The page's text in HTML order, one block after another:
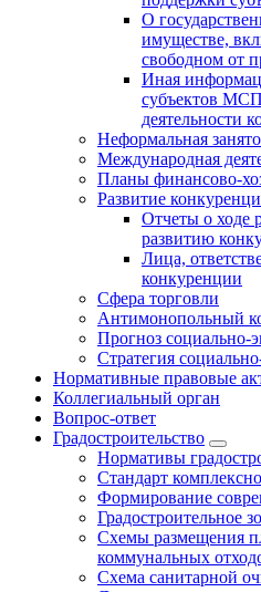
О
имуществе,
свободном от
Иная
субъектов
деятельности
Неформальная
Международная
Планы финансово-
Развитие
Отчеты о ходе
развитию
Лица,
конкуренции
Сфера торговли
Антимонопольный
Прогноз социально-
Стратегия
Нормативные правовые
Коллегиальный орган
Вопрос-ответ
Градостроительство
Нормативы
Стандарт
Формирование
Градостроительное
Схемы размещения
коммунальных
Схема санитарной